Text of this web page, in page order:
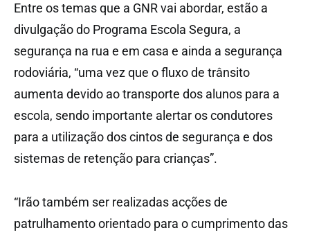
Entre os temas que a GNR vai abordar, estão a
divulgação do Programa Escola Segura, a
segurança na rua e em casa e ainda a segurança
rodoviária, “uma vez que o fluxo de trânsito
aumenta devido ao transporte dos alunos para a
escola, sendo importante alertar os condutores
para a utilização dos cintos de segurança e dos
sistemas de retenção para crianças”.
“Irão também ser realizadas acções de
patrulhamento orientado para o cumprimento das